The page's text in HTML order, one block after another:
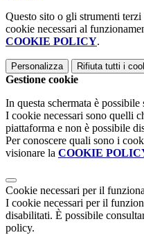
Questo sito o gli strumenti
cookie necessari al
COOKIE POLICY.
Personalizza Rifiuta tutti i
Gestione cookie
In questa schermata è
I cookie necessari sono quelli
piattaforma e non è possibile
Per conoscere quali sono i
visionare la COOKIE
Cookie necessari per il
I cookie necessari per il
disabilitati. È possibile
policy.